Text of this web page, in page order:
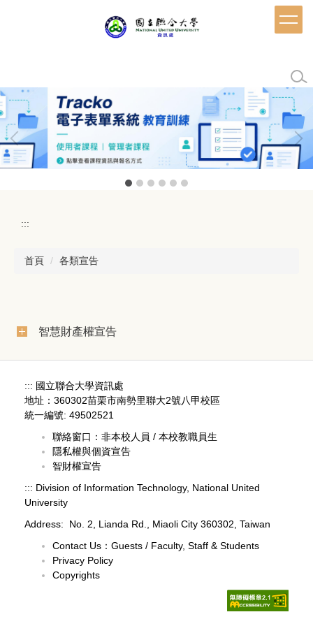
區
:::
首頁 各類宣告
智慧財產權宣告
::: 國立聯合大學資訊處
地址：360302苗栗市南勢里聯大2號八甲校區
統一編號: 49502521
聯絡窗口： 非本校人員 / 本校教職員生
隱私權與個資宣告
智財權宣告
::: Division of Information Technology, National United
University
Address: No. 2, Lianda Rd., Miaoli City 360302, Taiwan
Contact Us： Guests / Faculty, Staff & Students
Privacy Policy
Copyrights